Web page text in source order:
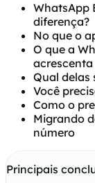
WhatsApp
diferença?
No que o
O que a
acrescenta
Qual delas
Você
Como o
Migrando
número
Principais